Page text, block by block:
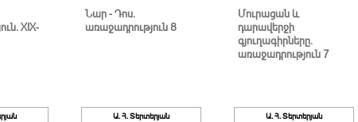
XIX-
Նար - Դոս.
առաջադրություն 8
Մուրացան և
դարավերջի
գյուղագիրները.
առաջադրություն 7
Ա. Հ. Տերտերյան Ա. Հ. Տերտերյան